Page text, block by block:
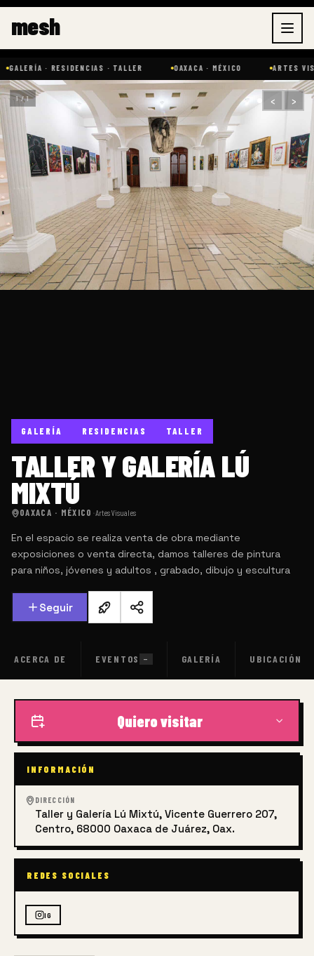
Ir
mesh
· RESIDENCIAS · TALLER OAXACA · MÉXICO ARTES
GALERÍA RESIDENCIAS TALLER
TALLER Y GALERÍA LÚ
MIXTÚ
OAXACA · MÉXICO ·Artes Visuales
En el espacio se realiza venta de obra mediante
exposiciones o venta directa, damos talleres de pintura
para niños, jóvenes y adultos , grabado, dibujo y escultura
Seguir
1 / 1 ‹ ›
ACERCA DE EVENTOS — GALERÍA UBICACIÓN
Quiero visitar
INFORMACIÓN
DIRECCIÓN
Taller y Galería Lú Mixtú, Vicente Guerrero 207,
Centro, 68000 Oaxaca de Juárez, Oax.
REDES SOCIALES
IG